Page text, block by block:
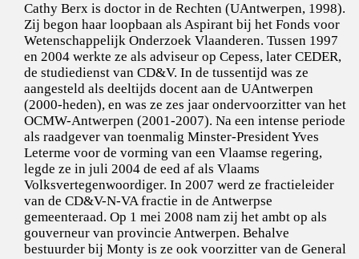
Cathy Berx is doctor in de Rechten (UAntwerpen, 1998).
Zij begon haar loopbaan als Aspirant bij het Fonds voor
Wetenschappelijk Onderzoek Vlaanderen. Tussen 1997
en 2004 werkte ze als adviseur op Cepess, later CEDER,
de studiedienst van CD&V. In de tussentijd was ze
aangesteld als deeltijds docent aan de UAntwerpen
(2000-heden), en was ze zes jaar ondervoorzitter van het
OCMW-Antwerpen (2001-2007). Na een intense periode
als raadgever van toenmalig Minster-President Yves
Leterme voor de vorming van een Vlaamse regering,
legde ze in juli 2004 de eed af als Vlaams
Volksvertegenwoordiger. In 2007 werd ze fractieleider
van de CD&V-N-VA fractie in de Antwerpse
gemeenteraad. Op 1 mei 2008 nam zij het ambt op als
gouverneur van provincie Antwerpen. Behalve
bestuurder bij Monty is ze ook voorzitter van de General